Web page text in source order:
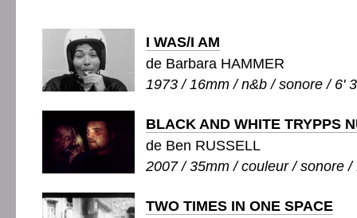
I WAS/I AM
de Barbara HAMMER
1973 / 16mm / n&b / sonore / 6'
BLACK AND WHITE TRYPPS
de Ben RUSSELL
2007 / 35mm / couleur / sonore /
TWO TIMES IN ONE SPACE